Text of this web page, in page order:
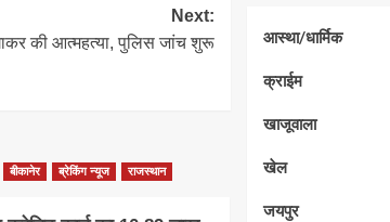
Next:
की आत्महत्या, पुलिस जांच शुरू
बीकानेर ब्रेकिंग न्यूज राजस्थान
आस्था/धार्मिक
क्राईम
खाजूवाला
खेल
जयपुर